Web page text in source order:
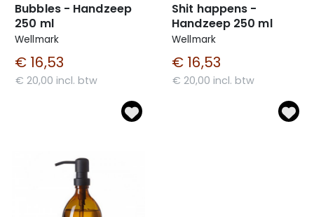
Bubbles - Handzeep
250 ml
Wellmark
€ 16,53
€ 20,00 incl. btw
Shit happens -
Handzeep 250 ml
Wellmark
€ 16,53
€ 20,00 incl. btw